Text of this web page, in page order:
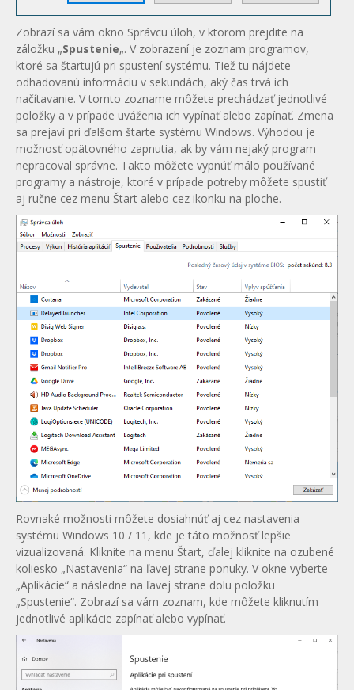
Zobrazí sa vám okno Správcu úloh, v ktorom prejdite na
záložku „Spustenie„. V zobrazení je zoznam programov,
ktoré sa štartujú pri spustení systému. Tiež tu nájdete
odhadovanú informáciu v sekundách, aký čas trvá ich
načítavanie. V tomto zozname môžete prechádzať jednotlivé
položky a v prípade uváženia ich vypínať alebo zapínať. Zmena
sa prejaví pri ďalšom štarte systému Windows. Výhodou je
možnosť opätovného zapnutia, ak by vám nejaký program
nepracoval správne. Takto môžete vypnúť málo používané
programy a nástroje, ktoré v prípade potreby môžete spustiť
aj ručne cez menu Štart alebo cez ikonku na ploche.
Rovnaké možnosti môžete dosiahnúť aj cez nastavenia
systému Windows 10 / 11, kde je táto možnosť lepšie
vizualizovaná. Kliknite na menu Štart, ďalej kliknite na ozubené
koliesko „Nastavenia“ na ľavej strane ponuky. V okne vyberte
„Aplikácie“ a následne na ľavej strane dolu položku
„Spustenie“. Zobrazí sa vám zoznam, kde môžete kliknutím
jednotlivé aplikácie zapínať alebo vypínať.